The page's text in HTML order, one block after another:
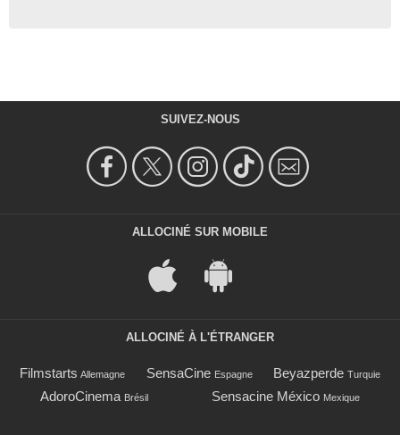
SUIVEZ-NOUS
ALLOCINÉ SUR MOBILE
ALLOCINÉ À L'ÉTRANGER
Filmstarts Allemagne SensaCine Espagne Beyazperde Turquie
AdoroCinema Brésil Sensacine México Mexique